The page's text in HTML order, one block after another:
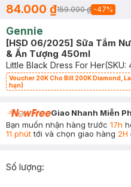
84.000 ₫159.000 ₫ -47%
Gennie
[HSD 06/2025] Sữa Tắm
& Ấn Tượng 450ml
Little Black Dress For Her(SKU:
Voucher 20K Cho Bill 200K Diamond,
hạn)
Giao Nhanh Miễn
Bạn muốn nhận hàng trước 17h
11 phúttới và chọn giao hàng 2H
Số lượng: